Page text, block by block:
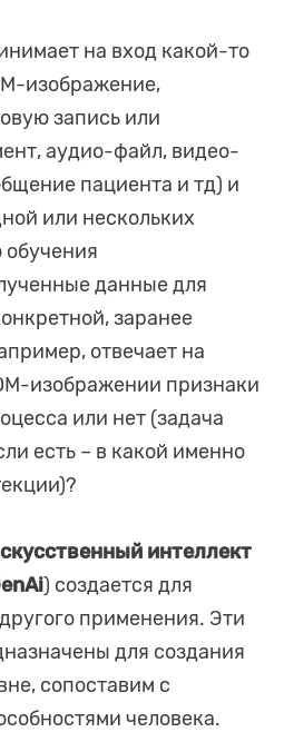
на вход какой-то
изображение,
запись или
аудио-файл, видео-
пациента и тд) и
или нескольких
данные для
заранее
отвечает на
изображении признаки
или нет (задача
есть – в какой именно
интеллект
) создается для
применения. Эти
для создания
сопоставим с
человека.